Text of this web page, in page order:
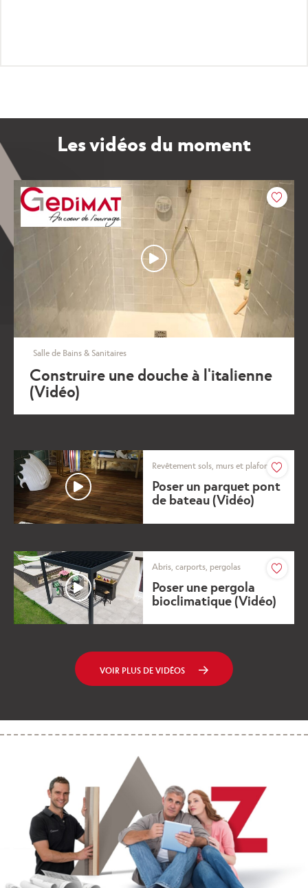
Les vidéos du moment
Salle de Bains & Sanitaires
Construire une douche à l'italienne
(Vidéo)
Coeur
Revêtement sols, murs et plafonds
Poser un parquet pont
de bateau (Vidéo)
Coeur
Abris, carports, pergolas
Poser une pergola
bioclimatique (Vidéo)
Coeur
VOIR PLUS DE VIDÉOS